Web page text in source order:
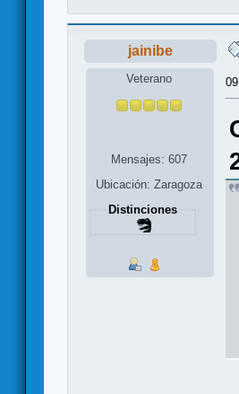
jainibe
Veterano
Mensajes: 607
Ubicación: Zaragoza
Distinciones